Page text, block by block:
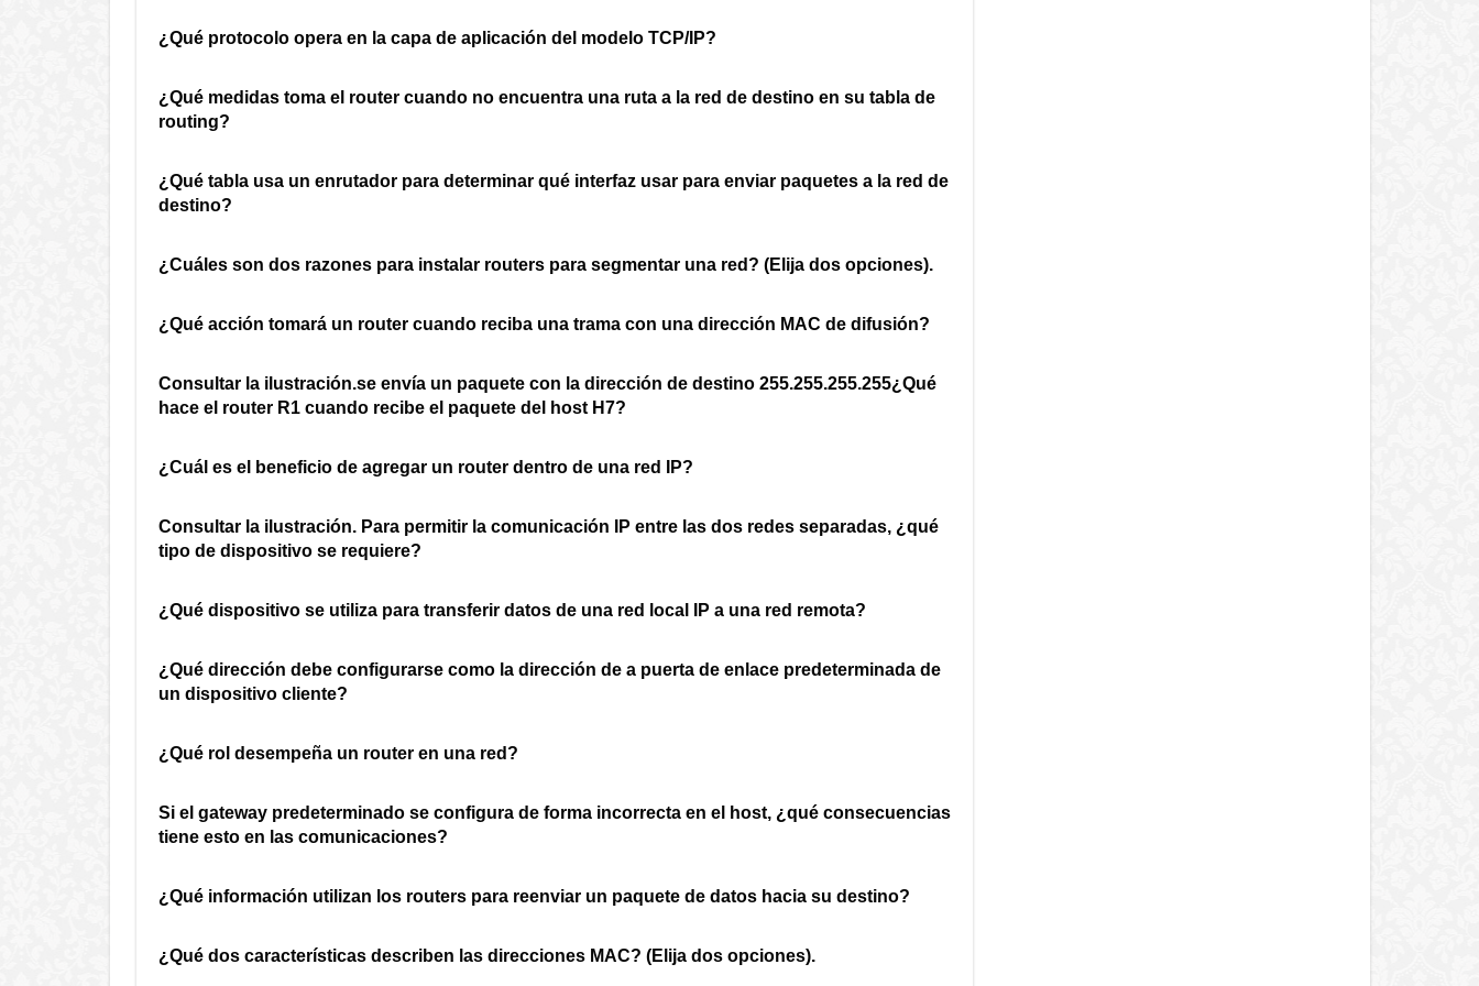
¿Qué protocolo opera en la capa de aplicación del modelo TCP/IP?
¿Qué medidas toma el router cuando no encuentra una ruta a la red de destino en su tabla de
routing?
¿Qué tabla usa un enrutador para determinar qué interfaz usar para enviar paquetes a la red de
destino?
¿Cuáles son dos razones para instalar routers para segmentar una red? (Elija dos opciones).
¿Qué acción tomará un router cuando reciba una trama con una dirección MAC de difusión?
Consultar la ilustración.se envía un paquete con la dirección de destino 255.255.255.255¿Qué
hace el router R1 cuando recibe el paquete del host H7?
¿Cuál es el beneficio de agregar un router dentro de una red IP?
Consultar la ilustración. Para permitir la comunicación IP entre las dos redes separadas, ¿qué
tipo de dispositivo se requiere?
¿Qué dispositivo se utiliza para transferir datos de una red local IP a una red remota?
¿Qué dirección debe configurarse como la dirección de a puerta de enlace predeterminada de
un dispositivo cliente?
¿Qué rol desempeña un router en una red?
Si el gateway predeterminado se configura de forma incorrecta en el host, ¿qué consecuencias
tiene esto en las comunicaciones?
¿Qué información utilizan los routers para reenviar un paquete de datos hacia su destino?
¿Qué dos características describen las direcciones MAC? (Elija dos opciones).